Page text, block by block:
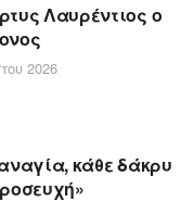
Λαυρέντιος ο
2026
κάθε δάκρυ